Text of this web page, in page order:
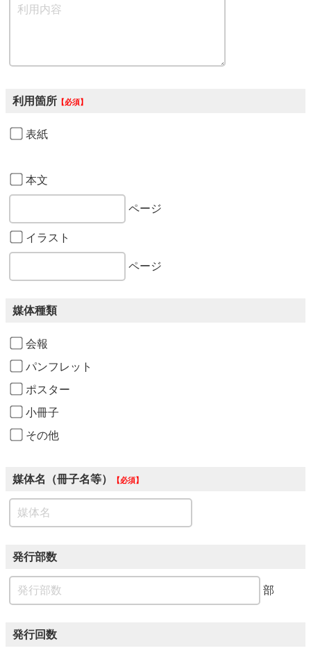
利用箇所 必須
表紙
本文
ページ
イラスト
ページ
媒体種類
会報
パンフレット
ポスター
小冊子
その他
媒体名（冊子名等） 必須
発行部数
部
発行回数